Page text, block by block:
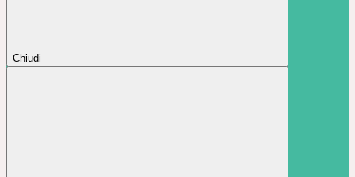
Chiudi